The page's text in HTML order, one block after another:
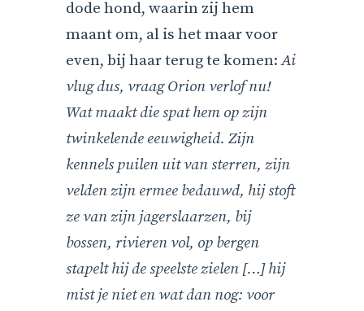
dode hond, waarin zij hem
maant om, al is het maar voor
even, bij haar terug te komen:Ai
vlug dus, vraag Orion verlof nu!
Wat maakt die spat hem op zijn
twinkelende eeuwigheid. Zijn
kennels puilen uit van sterren, zijn
velden zijn ermee bedauwd, hij stoft
ze van zijn jagerslaarzen, bij
bossen, rivieren vol, op bergen
stapelt hij de speelste zielen […] hij
mist je niet en wat dan nog: voor